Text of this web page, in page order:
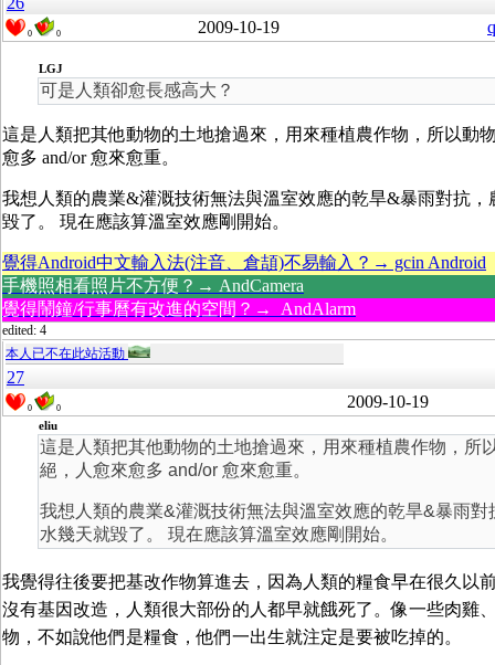
0 0 2009-10-19
LGJ
可是人類卻愈長感高大？
這是人類把其他動物的土地搶過來，用來種植農作物，所以動
愈多 and/or 愈來愈重。
我想人類的農業&灌溉技術無法與溫室效應的乾旱&暴雨對抗，
毀了。 現在應該算溫室效應剛開始。
覺得Android中文輸入法(注音、倉頡)不易輸入？→ gcin Android
手機照相看照片不方便？→ AndCamera
覺得鬧鐘/行事曆有改進的空間？→ AndAlarm
edited: 4
本人已不在此站活動
27
0 0 2009-10-19
eliu
這是人類把其他動物的土地搶過來，用來種植農作物，所
絕，人愈來愈多 and/or 愈來愈重。
我想人類的農業&灌溉技術無法與溫室效應的乾旱&暴雨對
水幾天就毀了。 現在應該算溫室效應剛開始。
我覺得往後要把基改作物算進去，因為人類的糧食早在很久以
沒有基因改造，人類很大部份的人都早就餓死了。像一些肉雞
物，不如說他們是糧食，他們一出生就注定是要被吃掉的。